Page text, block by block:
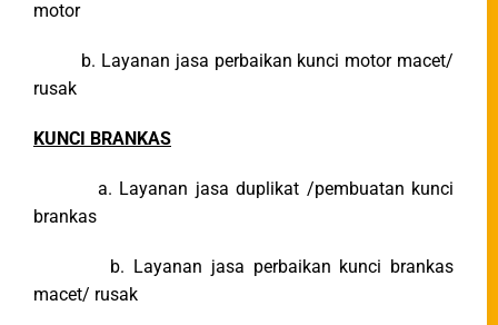
motor
b. Layanan jasa perbaikan kunci motor macet/
rusak
KUNCI BRANKAS
a. Layanan jasa duplikat /pembuatan kunci
brankas
b. Layanan jasa perbaikan kunci brankas
macet/ rusak